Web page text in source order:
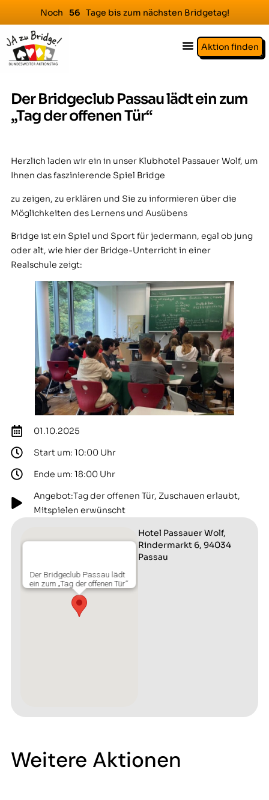
Noch 56 Tage bis zum nächsten Bridgetag!
Aktion finden
Der Bridgeclub Passau lädt ein zum
„Tag der offenen Tür“
Herzlich laden wir ein in unser Klubhotel Passauer Wolf, um
Ihnen das faszinierende Spiel Bridge
zu zeigen, zu erklären und Sie zu informieren über die
Möglichkeiten des Lernens und Ausübens
Bridge ist ein Spiel und Sport für jedermann, egal ob jung
oder alt, wie hier der Bridge-Unterricht in einer
Realschule zeigt:
01.10.2025
Start um: 10:00 Uhr
Ende um: 18:00 Uhr
Angebot:Tag der offenen Tür, Zuschauen erlaubt,
Mitspielen erwünscht
Der Bridgeclub Passau lädt
ein zum „Tag der offenen Tür“
Hotel Passauer Wolf,
Rindermarkt 6, 94034
Passau
Weitere Aktionen